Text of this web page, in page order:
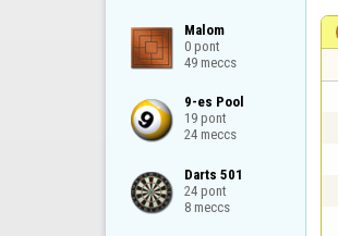
Malom
0 pont
49 meccs
9-es Pool
19 pont
24 meccs
Darts 501
24 pont
8 meccs